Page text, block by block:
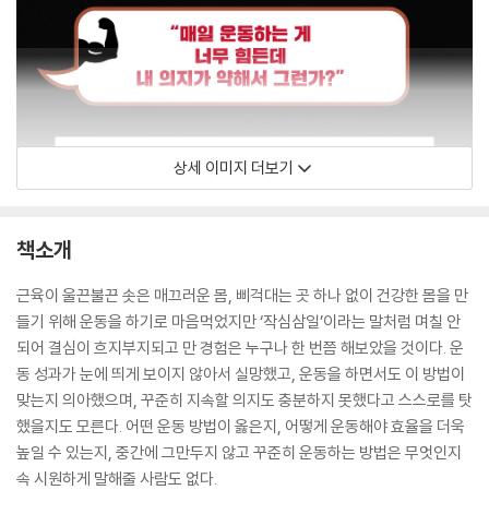
상세 이미지 더보기
책소개
근육이 울끈불끈 솟은 매끄러운 몸, 삐걱대는 곳 하나 없이 건강한 몸을 만
들기 위해 운동을 하기로 마음먹었지만 ‘작심삼일’이라는 말처럼 며칠 안
되어 결심이 흐지부지되고 만 경험은 누구나 한 번쯤 해보았을 것이다. 운
동 성과가 눈에 띄게 보이지 않아서 실망했고, 운동을 하면서도 이 방법이
맞는지 의아했으며, 꾸준히 지속할 의지도 충분하지 못했다고 스스로를 탓
했을지도 모른다. 어떤 운동 방법이 옳은지, 어떻게 운동해야 효율을 더욱
높일 수 있는지, 중간에 그만두지 않고 꾸준히 운동하는 방법은 무엇인지
속 시원하게 말해줄 사람도 없다.